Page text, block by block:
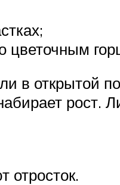
цветочным
в открытой
рост.
отросток.